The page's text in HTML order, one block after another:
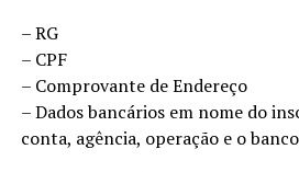
– RG
– CPF
– Comprovante de Endereço
– Dados bancários em nome do
conta, agência, operação e o